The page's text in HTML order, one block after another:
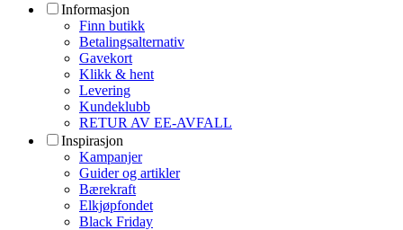
Informasjon
Finn butikk
Betalingsalternativ
Gavekort
Klikk & hent
Levering
Kundeklubb
RETUR AV EE-AVFALL
Inspirasjon
Kampanjer
Guider og artikler
Bærekraft
Elkjøpfondet
Black Friday